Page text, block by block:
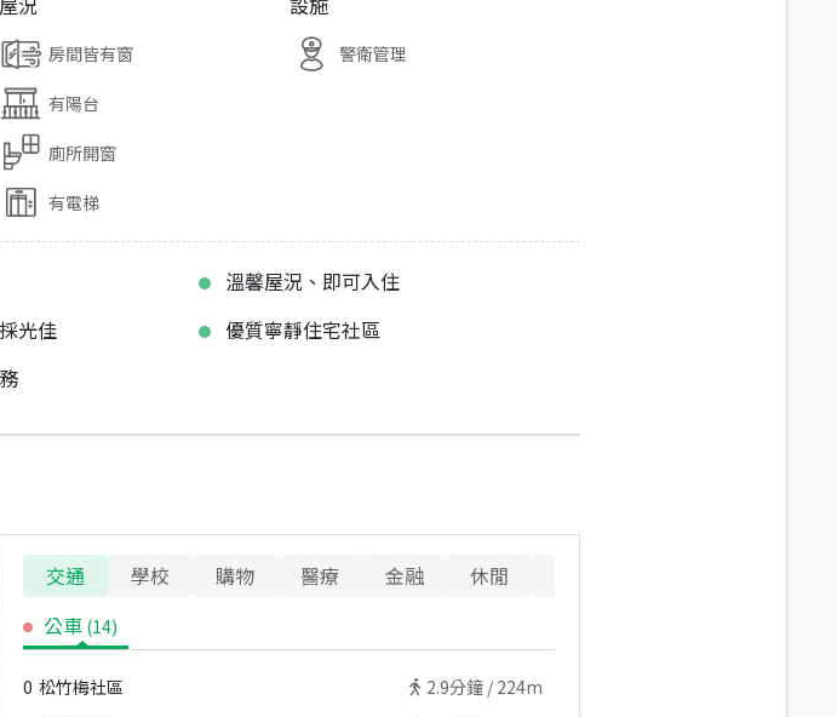
房間皆有窗
有陽台
廁所開窗
有電梯
警衛管理
溫馨屋況、即可入住
光佳
優質寧靜住宅社區
交通 學校 購物 醫療 金融 休閒
公車 (14)
0 松竹梅社區 2.9分鐘 / 224m